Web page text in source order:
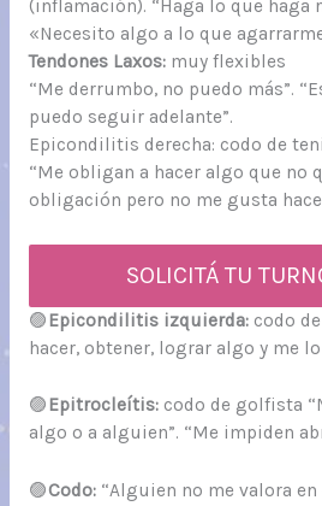
(inflamación). “Haga lo que haga
«Necesito algo a lo que
Tendones Laxos:muy flexibles
“Me derrumbo, no puedo más”.
puedo seguir adelante”.
Epicondilitis derecha: codo de
“Me obligan a hacer algo que no
obligación pero no me gusta
SOLICITÁ TU
🟣Epicondilitis izquierda:codo
hacer, obtener, lograr algo y me
🟣 Epitrocleítis: codo de golfista
algo o a alguien”. “Me impiden
🟣Codo:“Alguien no me valora en